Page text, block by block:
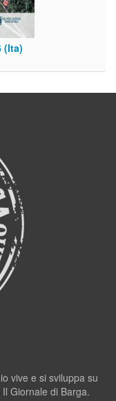
(Ita)
vive e si sviluppa su
Giornale di Barga.